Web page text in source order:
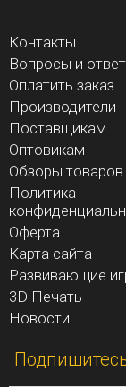
Контакты
Вопросы и
Оплатить заказ
Производители
Поставщикам
Оптовикам
Обзоры товаров
Политика
Оферта
Карта сайта
Развивающие
3D Печать
Новости